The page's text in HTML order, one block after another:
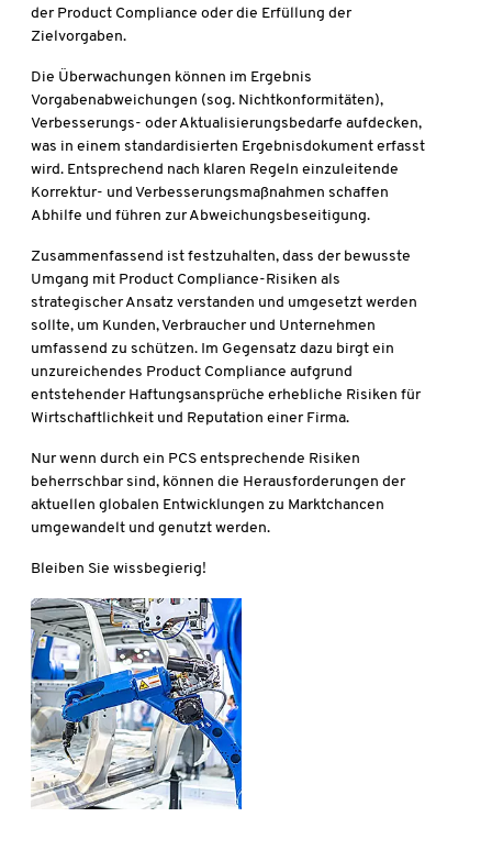
der Product Compliance oder die Erfüllung der
Zielvorgaben.
Die Überwachungen können im Ergebnis
Vorgabenabweichungen (sog. Nichtkonformitäten),
Verbesserungs- oder Aktualisierungsbedarfe aufdecken,
was in einem standardisierten Ergebnisdokument erfasst
wird. Entsprechend nach klaren Regeln einzuleitende
Korrektur- und Verbesserungsmaßnahmen schaffen
Abhilfe und führen zur Abweichungsbeseitigung.
Zusammenfassend ist festzuhalten, dass der bewusste
Umgang mit Product Compliance-Risiken als
strategischer Ansatz verstanden und umgesetzt werden
sollte, um Kunden, Verbraucher und Unternehmen
umfassend zu schützen. Im Gegensatz dazu birgt ein
unzureichendes Product Compliance aufgrund
entstehender Haftungsansprüche erhebliche Risiken für
Wirtschaftlichkeit und Reputation einer Firma.
Nur wenn durch ein PCS entsprechende Risiken
beherrschbar sind, können die Herausforderungen der
aktuellen globalen Entwicklungen zu Marktchancen
umgewandelt und genutzt werden.
Bleiben Sie wissbegierig!